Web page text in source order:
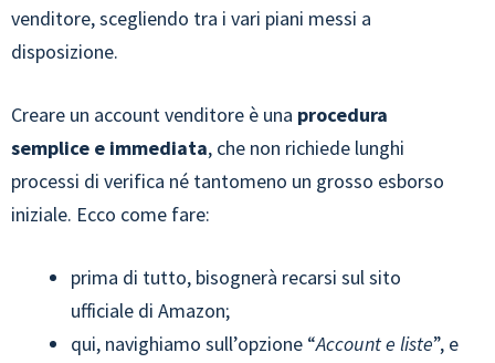
venditore, scegliendo tra i vari piani messi a
disposizione.
Creare un account venditore è una procedura
semplice e immediata, che non richiede lunghi
processi di verifica né tantomeno un grosso esborso
iniziale. Ecco come fare:
prima di tutto, bisognerà recarsi sul sito
ufficiale di Amazon;
qui, navighiamo sull’opzione “Account e liste”, e